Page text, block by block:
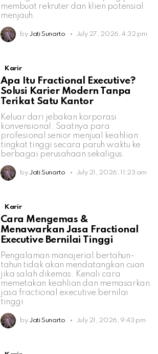
membuat rekruter dan klien potensial
menjauh.
by Jati Sunarto July 27, 2026, 4:32 pm
Karir
Apa Itu Fractional Executive?
Solusi Karier Modern Tanpa
Terikat Satu Kantor
Keluar dari jebakan korporasi
konvensional. Saatnya para
profesional senior menjual keahlian
tingkat tinggi secara paruh waktu ke
berbagai perusahaan sekaligus.
by Jati Sunarto July 21, 2026, 11:23 am
Karir
Cara Mengemas &
Menawarkan Jasa Fractional
Executive Bernilai Tinggi
Pengalaman manajerial bertahun-
tahun tidak akan mendatangkan cuan
jika salah dikemas. Kenali cara
memetakan keahlian dan memasarkan
jasa fractional executive bernilai
tinggi.
by Jati Sunarto July 21, 2026, 9:43 pm